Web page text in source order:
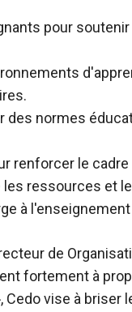
pour
des normes
renforcer le
ressources et
à
de
fortement à
vise à briser